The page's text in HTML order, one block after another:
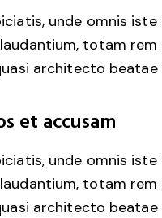
unde omnis
totam
architecto beatae
et accusam
unde omnis
totam
architecto beatae